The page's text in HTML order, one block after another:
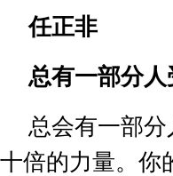
任正非
总有一部分
总会有一部
十倍的力量。你